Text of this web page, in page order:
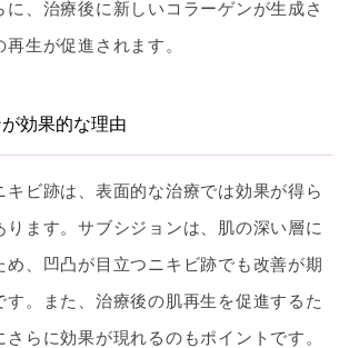
に、治療後に新しいコラーゲンが生成さ
生が促進されます。
効果的な理由
キビ跡は、表面的な治療では効果が得ら
ります。サブシジョンは、肌の深い層に
め、凹凸が目立つニキビ跡でも改善が期
す。また、治療後の肌再生を促進するた
らに効果が現れるのもポイントです。